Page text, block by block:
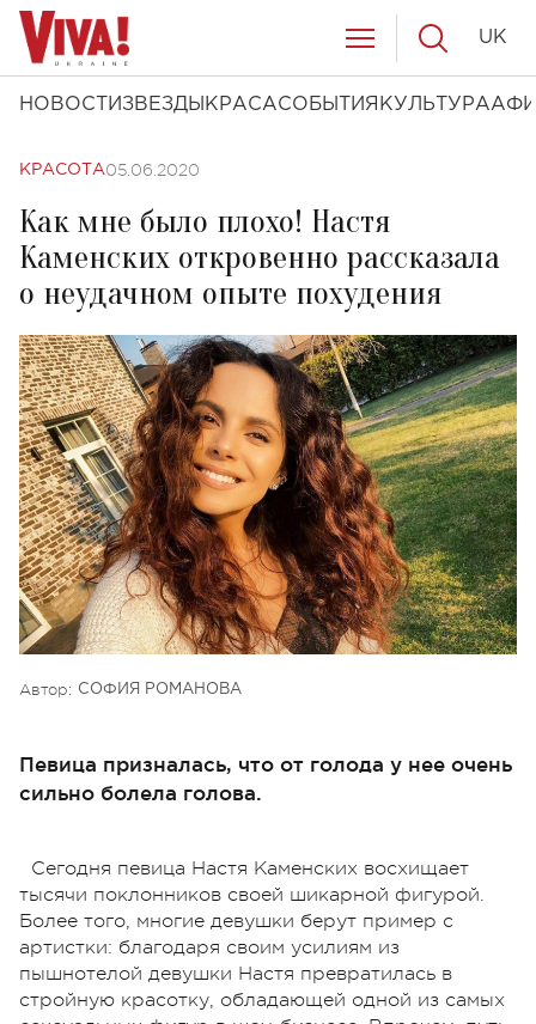
НОВОСТИ ЗВЕЗДЫ КРАСАСОБЫТИЯ КУЛЬТУРА
UK
КРАСОТА05.06.2020
Как мне было плохо! Настя
Каменских откровенно рассказала
о неудачном опыте похудения
Автор: СОФИЯ РОМАНОВА
Певица призналась, что от голода у нее очень
сильно болела голова.
Сегодня певица Настя Каменских восхищает
тысячи поклонников своей шикарной фигурой.
Более того, многие девушки берут пример с
артистки: благодаря своим усилиям из
пышнотелой девушки Настя превратилась в
стройную красотку, обладающей одной из самых